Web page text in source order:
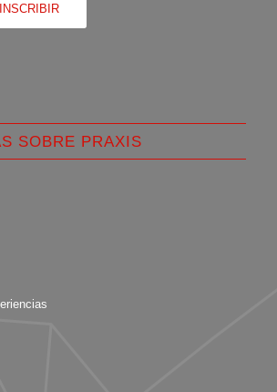
SOBRE PRAXIS